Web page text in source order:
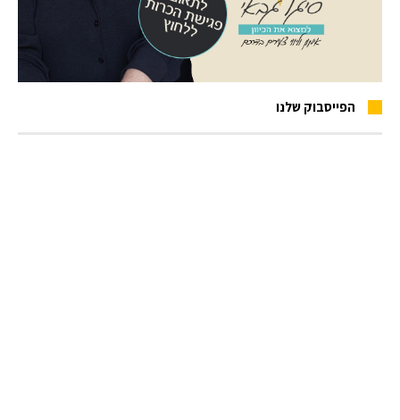
הפייסבוק שלנו